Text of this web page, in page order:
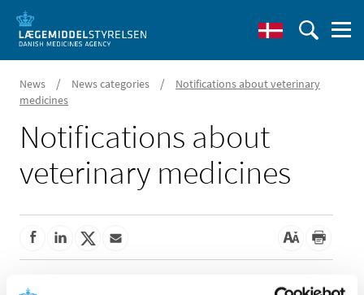
News / News categories /
Notifications about veterinary
medicines
Notifications about
veterinary medicines